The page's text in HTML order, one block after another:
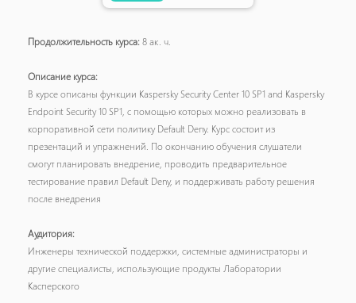
Продолжительность курса: 8 ак. ч.
Описание курса:
В курсе описаны функции Kaspersky Security Center 10 SP1 and Kaspersky
Endpoint Security 10 SP1, с помощью которых можно реализовать в
корпоративной сети политику Default Deny. Курс состоит из
презентаций и упражнений. По окончанию обучения слушатели
смогут планировать внедрение, проводить предварительное
тестирование правил Default Deny, и поддерживать работу решения
после внедрения
Аудитория:
Инженеры технической поддержки, системные администраторы и
другие специалисты, использующие продукты Лаборатории
Касперского